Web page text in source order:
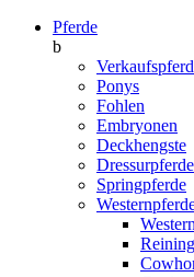
Pferde
b
Ponys
Fohlen
Embryonen
Deckhengste
Dressurpferde
Springpferde
Reining